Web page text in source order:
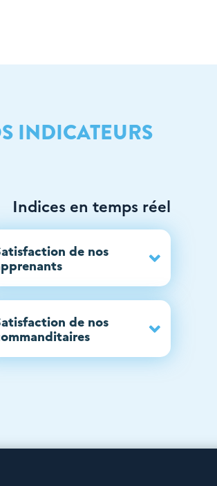
INDICATEURS
Indices en temps réel
de nos
de nos